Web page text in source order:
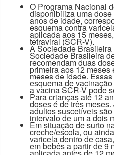
O Programa Nacional
disponibiliza uma
anos de idade,
esquema contra
aplicada aos 15
tetraviral (SCR-V).
A Sociedade
Sociedade Brasileira
recomendam duas
primeira aos 12 meses
meses de idade.
esquema de
a vacina SCR-V pode
Para crianças até 12
doses é de três
adultos suscetíveis
intervalo de um a dois
Em situação de surto
creche/escola, ou
varicela dentro de
em bebês a partir de
aplicada antes de 12